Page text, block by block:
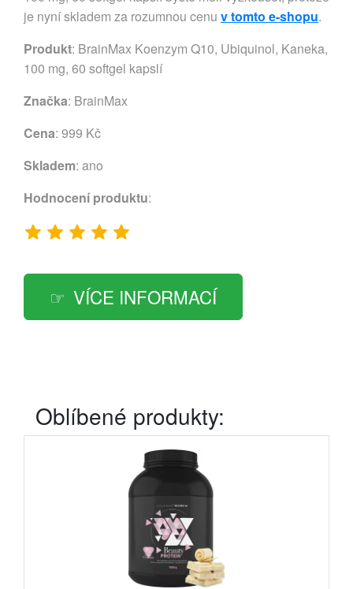
je nyní skladem za rozumnou cenu v tomto e-shopu.
Produkt: BrainMax Koenzym Q10, Ubiquinol, Kaneka,
100 mg, 60 softgel kapslí
Značka: BrainMax
Cena: 999 Kč
Skladem: ano
Hodnocení produktu:
VÍCE INFORMACÍ
Oblíbené produkty: